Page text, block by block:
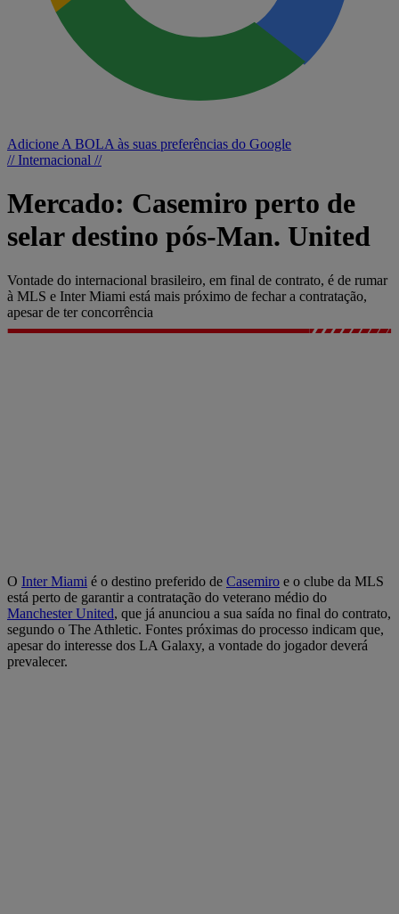
Adicione A BOLA às suas preferências do Google
// Internacional //
Mercado: Casemiro perto de
selar destino pós-Man. United
Vontade do internacional brasileiro, em final de contrato, é de rumar
à MLS e Inter Miami está mais próximo de fechar a contratação,
apesar de ter concorrência
O Inter Miami é o destino preferido de Casemiro e o clube da MLS
está perto de garantir a contratação do veterano médio do
Manchester United, que já anunciou a sua saída no final do contrato,
segundo o The Athletic. Fontes próximas do processo indicam que,
apesar do interesse dos LA Galaxy, a vontade do jogador deverá
prevalecer.